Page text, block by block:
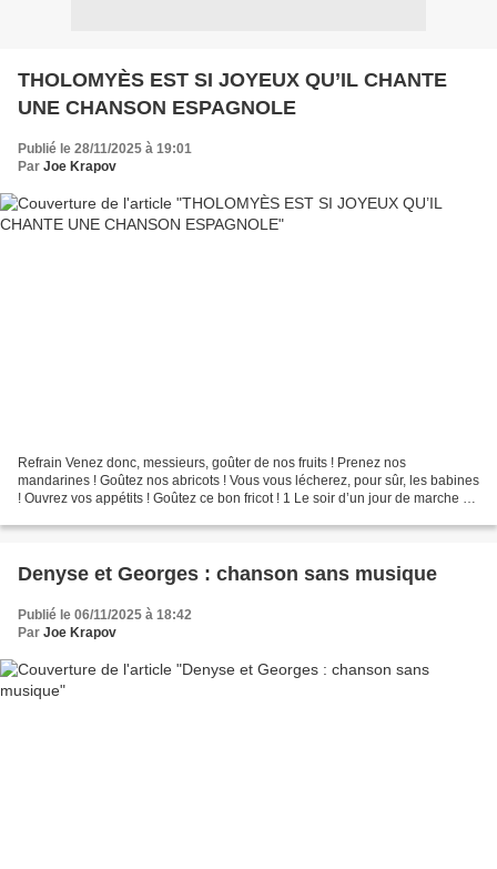
THOLOMYÈS EST SI JOYEUX QU’IL CHANTE
UNE CHANSON ESPAGNOLE
Publié le 28/11/2025 à 19:01
Par Joe Krapov
Refrain Venez donc, messieurs, goûter de nos fruits ! Prenez nos
mandarines ! Goûtez nos abricots ! Vous vous lécherez, pour sûr, les babines
! Ouvrez vos appétits ! Goûtez ce bon fricot ! 1 Le soir d’un jour de marche Au
Denyse et Georges : chanson sans musique
Publié le 06/11/2025 à 18:42
Par Joe Krapov